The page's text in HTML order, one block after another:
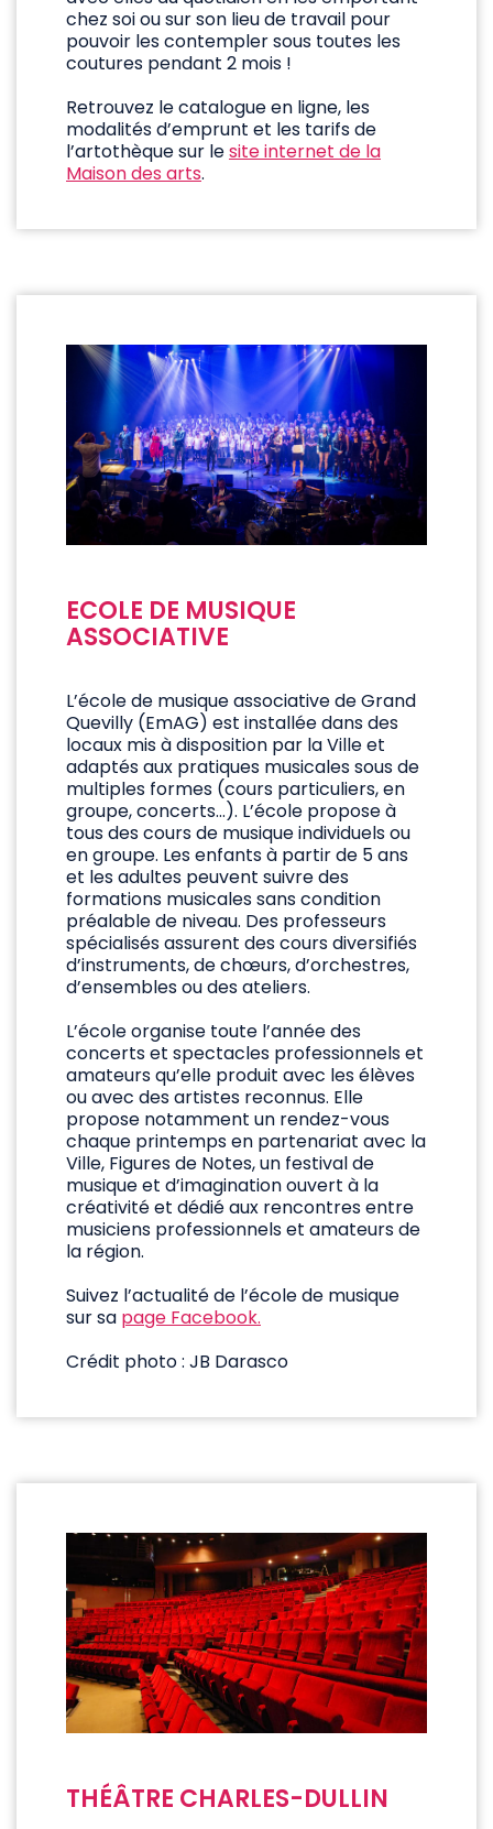
chez soi ou sur son lieu de travail pour
pouvoir les contempler sous toutes les
coutures pendant 2 mois !
Retrouvez le catalogue en ligne, les
modalités d’emprunt et les tarifs de
l’artothèque sur lesite internet de la
Maison des arts.
ECOLE DE MUSIQUE
ASSOCIATIVE
L’école de musique associative de Grand
Quevilly (EmAG) est installée dans des
locaux mis à disposition par la Ville et
adaptés aux pratiques musicales sous de
multiples formes (cours particuliers, en
groupe, concerts…). L’école propose à
tous des cours de musique individuels ou
en groupe. Les enfants à partir de 5 ans
et les adultes peuvent suivre des
formations musicales sans condition
préalable de niveau. Des professeurs
spécialisés assurent des cours diversifiés
d’instruments, de chœurs, d’orchestres,
d’ensembles ou des ateliers.
L’école organise toute l’année des
concerts et spectacles professionnels et
amateurs qu’elle produit avec les élèves
ou avec des artistes reconnus. Elle
propose notamment un rendez-vous
chaque printemps en partenariat avec la
Ville, Figures de Notes, un festival de
musique et d’imagination ouvert à la
créativité et dédié aux rencontres entre
musiciens professionnels et amateurs de
la région.
Suivez l’actualité de l’école de musique
sur sa page Facebook.
Crédit photo : JB Darasco
THÉÂTRE CHARLES-DULLIN